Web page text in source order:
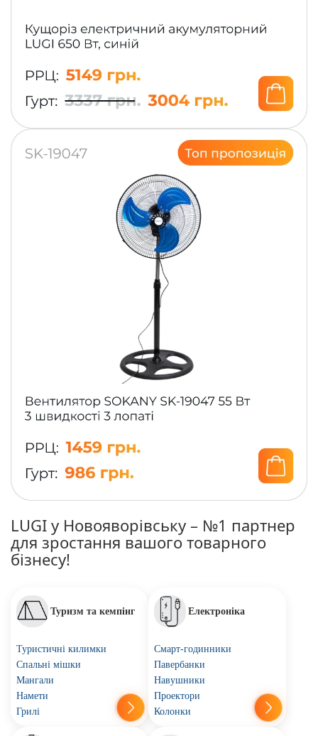
LUGI у Новояворівську – №1 партнер
для зростання вашого товарного
бізнесу!
Туризм та кемпінг
Туристичні килимки
Спальні мішки
Мангали
Намети
Грилі
Електроніка
Смарт-годинники
Павербанки
Навушники
Проектори
Колонки